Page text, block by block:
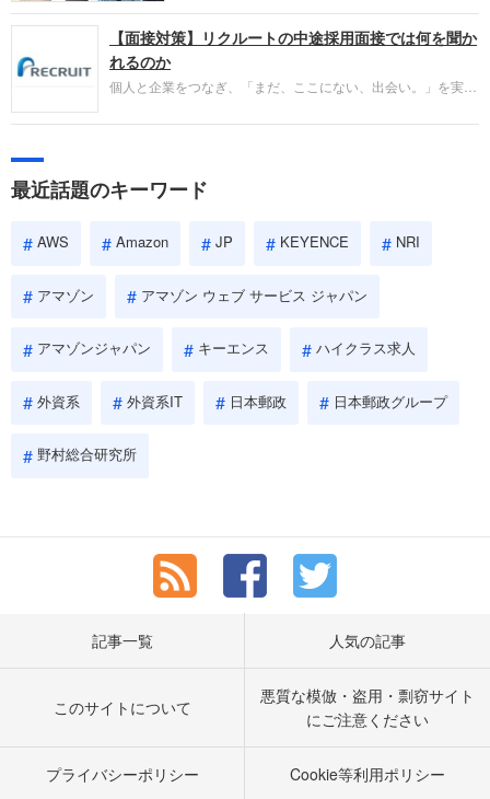
パーソンが利用する企業口コミサイト「キャリコ
ネ」の転職エージェントがお勧めするイチオシ企業
IBMです。採用面接対策の企業研究にご活用くださ
い。
【面接対策】リクルートの中途採用面接では何を聞か
れるのか
個人と企業をつなぎ、「まだ、ここにない、出会い。」を実現
やこれまでの成果を具体的に問われるほか、「人間性」も評価
しょう。
最近話題のキーワード
AWS Amazon JP KEYENCE NRI
アマゾン アマゾン ウェブ サービス ジャパン
アマゾンジャパン キーエンス ハイクラス求人
外資系 外資系IT 日本郵政 日本郵政グループ
野村総合研究所
記事一覧 人気の記事
このサイトについて
悪質な模倣・盗用・剽窃サイト
にご注意ください
プライバシーポリシー Cookie等利用ポリシー